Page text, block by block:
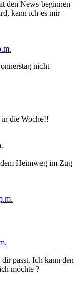
den News beginnen
kann ich es mir
nicht
die Woche!!
Heimweg im Zug
passt. Ich kann den
möchte ?